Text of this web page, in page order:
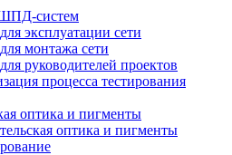
систем
эксплуатации сети
монтажа сети
руководителей проектов
процесса тестирования
оптика и пигменты
оптика и пигменты